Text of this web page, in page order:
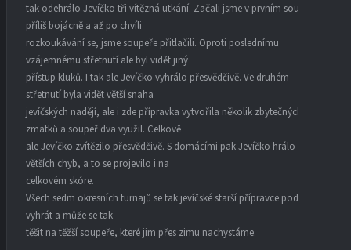
tak odehrálo Jevíčko tři vítězná utkání. Začali jsme v prvním souboji
příliš bojácně a až po chvíli
rozkoukávání se, jsme soupeře přitlačili. Oproti poslednímu
vzájemnému střetnutí ale byl vidět jiný
přístup kluků. I tak ale Jevíčko vyhrálo přesvědčivě. Ve druhém
střetnutí byla vidět větší snaha
jevíčských nadějí, ale i zde přípravka vytvořila několik zbytečných
zmatků a soupeř dva využil. Celkově
ale Jevíčko zvítězilo přesvědčivě. S domácími pak Jevíčko hrálo bez
větších chyb, a to se projevilo i na
celkovém skóre.
Všech sedm okresních turnajů se tak jevíčské starší přípravce podařilo
vyhrát a může se tak
těšit na těžší soupeře, které jim přes zimu nachystáme.